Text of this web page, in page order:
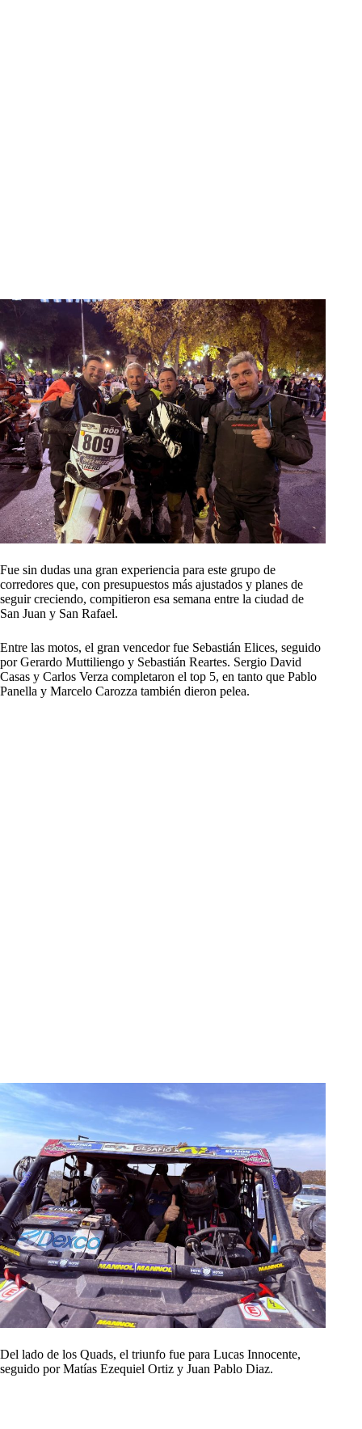
Fue sin dudas una gran experiencia para este grupo de
corredores que, con presupuestos más ajustados y planes de
seguir creciendo, compitieron esa semana entre la ciudad de
San Juan y San Rafael.
Entre las motos, el gran vencedor fue Sebastián Elices, seguido
por Gerardo Muttiliengo y Sebastián Reartes. Sergio David
Casas y Carlos Verza completaron el top 5, en tanto que Pablo
Panella y Marcelo Carozza también dieron pelea.
Del lado de los Quads, el triunfo fue para Lucas Innocente,
seguido por Matías Ezequiel Ortiz y Juan Pablo Diaz.